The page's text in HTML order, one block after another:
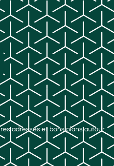
adresses et bons plans autour